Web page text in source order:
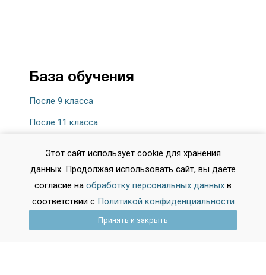
База обучения
После 9 класса
После 11 класса
Другие фильтры
Лучшие из лучших
Этот сайт использует cookie для хранения
данных. Продолжая использовать сайт, вы даёте
согласие на обработку персональных данных в
соответствии с Политикой конфиденциальности
Принять и закрыть